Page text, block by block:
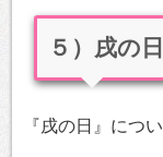
５）戌の
『戌の日』につ